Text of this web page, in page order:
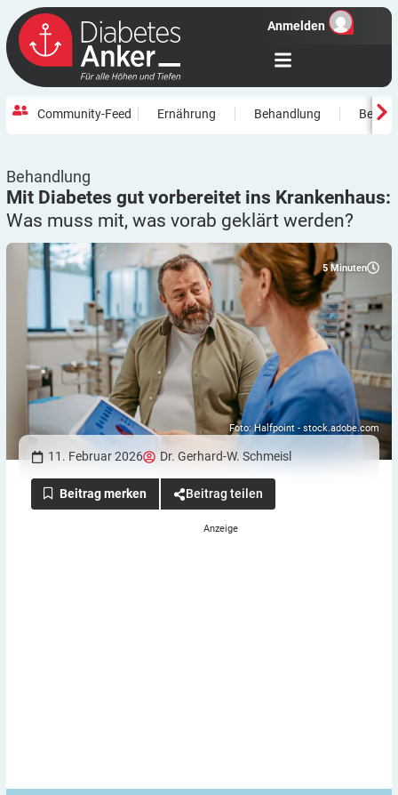
Anmelden
Community-Feed Ernährung Behandlung
Behandlung
Mit Diabetes gut vorbereitet ins Krankenhaus:
Was muss mit, was vorab geklärt werden?
5 Minuten
Foto: Halfpoint - stock.adobe.com
11. Februar 2026 Dr. Gerhard-W. Schmeisl
Beitrag teilen